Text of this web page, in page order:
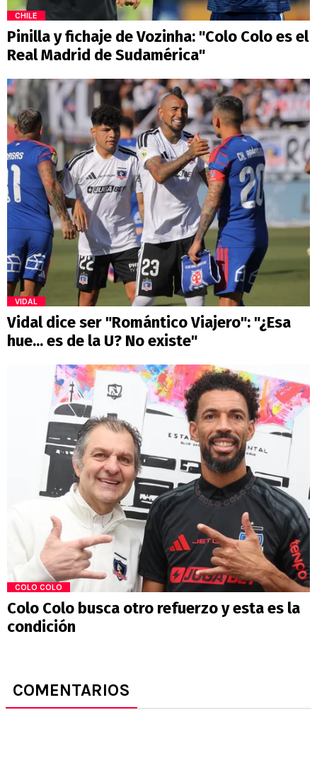
CHILE
Pinilla y fichaje de Vozinha: "Colo Colo es el
Real Madrid de Sudamérica"
VIDAL
Vidal dice ser "Romántico Viajero": "¿Esa
hue... es de la U? No existe"
COLO COLO
Colo Colo busca otro refuerzo y esta es la
condición
COMENTARIOS